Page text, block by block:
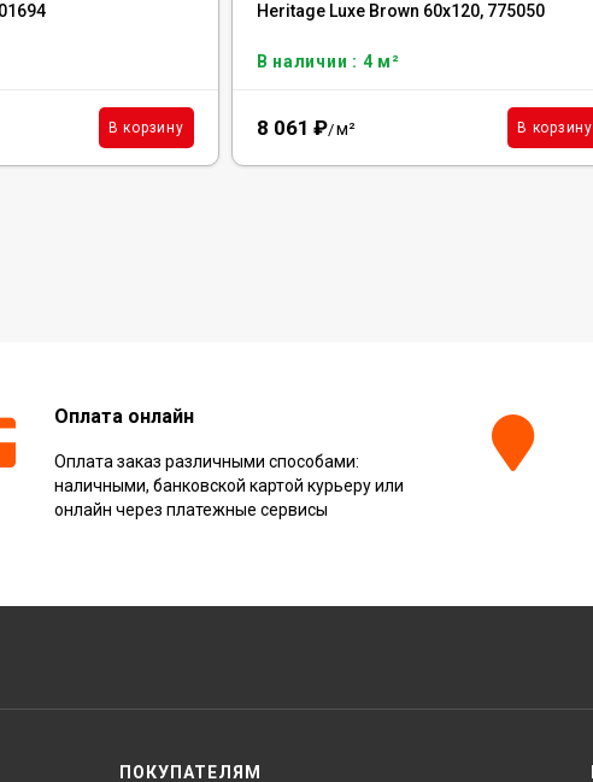
В корзину
Heritage Luxe Brown 60x120, 775050
В наличии : 4 м²
8 061 ₽/м² В корзину
Оплата онлайн
Оплата заказ различными способами:
наличными, банковской картой курьеру или
онлайн через платежные сервисы
ПОКУПАТЕЛЯМ